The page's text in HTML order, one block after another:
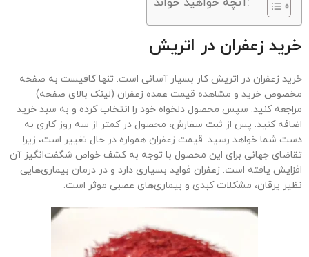
خرید زعفران در اتریش
خرید زعفران در اتریش کار بسیار آسانی است. تنها کافیست به صفحه
مخصوص خرید و مشاهده قیمت عمده زعفران (لینک بالای صفحه)
مراجعه کنید. سپس محصول دلخواه خود را انتخاب کرده و به سبد خرید
اضافه کنید. پس از ثبت سفارش، محصول در کمتر از سه روز کاری به
دست شما خواهد رسید. قیمت زعفران همواره در حال تغییر است، زیرا
تقاضای جهانی برای این محصول با توجه به کشف خواص شگفت‌انگیز آن
افزایش یافته است. زعفران فواید بسیاری دارد و در درمان بیماری‌هایی
نظیر یرقان، مشکلات کبدی و بیماری‌های عصبی موثر است.